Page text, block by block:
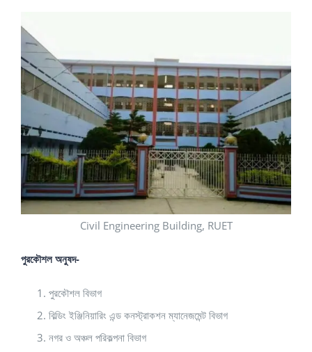
Civil Engineering Building, RUET
পুরকৌশল অনুষদ-
পুরকৌশল বিভাগ
বিল্ডিং ইঞ্জিনিয়ারিং এন্ড কনস্ট্রাকশন ম্যানেজমেন্ট বিভাগ
নগর ও অঞ্চল পরিকল্পনা বিভাগ